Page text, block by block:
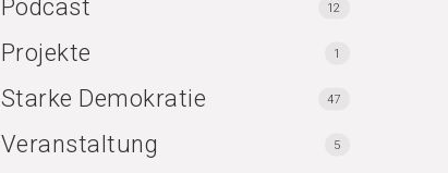
Podcast 12
Projekte 1
Starke Demokratie 47
Veranstaltung 5